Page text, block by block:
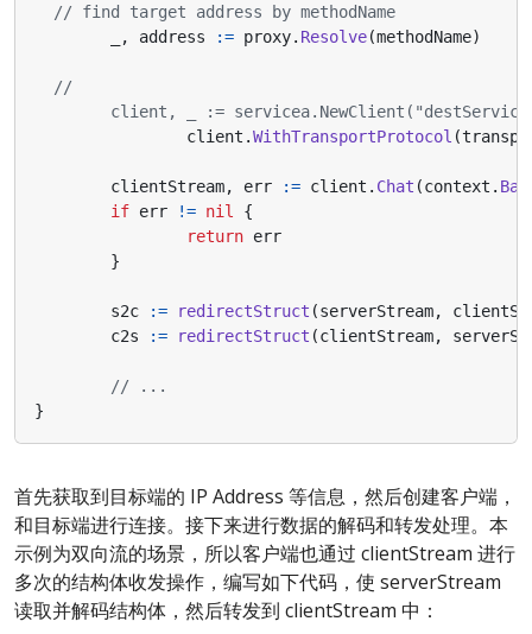
// find target address by methodName
, address := proxy. Resolve(methodName)
client, _ :=
client .WithTransportProtocol (
clientStream, err := client . Chat (context .
if err != nil
{
return err
}
s2c := redirectStruct (serverStream,
c2s
:= redirectStruct (clientStream,
// ...
}
首先获取到目标端的 IP Address 等信息，然后创建客户端，
和目标端进行连接。接下来进行数据的解码和转发处理。本
示例为双向流的场景，所以客户端也通过 clientStream 进行
多次的结构体收发操作，编写如下代码，使 serverStream
读取并解码结构体，然后转发到 clientStream 中：